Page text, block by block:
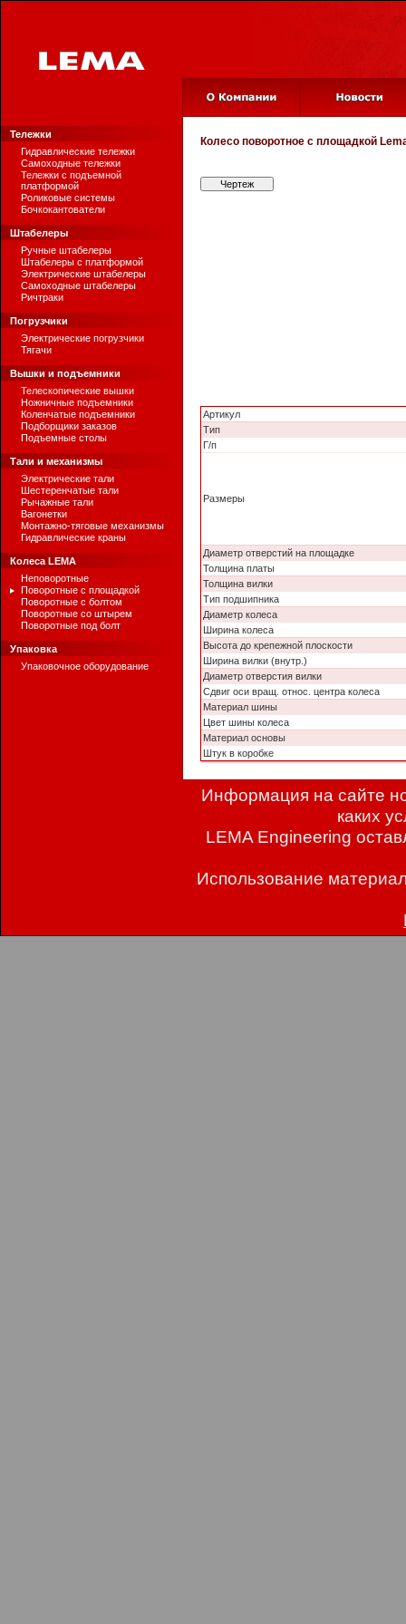
Тележки
Гидравлические тележки
Самоходные тележки
Тележки с подъемной
платформой
Роликовые системы
Бочкокантователи
Штабелеры
Ручные штабелеры
Штабелеры с платформой
Электрические штабелеры
Самоходные штабелеры
Ричтраки
Погрузчики
Электрические погрузчики
Тягачи
Вышки и подъемники
Телескопические вышки
Ножничные подъемники
Коленчатые подъемники
Подборщики заказов
Подъемные столы
Тали и механизмы
Электрические тали
Шестеренчатые тали
Рычажные тали
Вагонетки
Монтажно-тяговые механизмы
Гидравлические краны
Колеса LEMA
Неповоротные
Поворотные с площадкой
Поворотные с болтом
Поворотные со штырем
Поворотные под болт
Упаковка
Упаковочное оборудование
Колесо поворотное с площадкой
Чертеж
Артикул
Тип
Г/п
Размеры
Диаметр отверстий на площадке
Толщина платы
Толщина вилки
Тип подшипника
Диаметр колеса
Ширина колеса
Высота до крепежной плоскости
Ширина вилки (внутр.)
Диаметр отверстия вилки
Сдвиг оси вращ. относ. центра колеса
Материал шины
Цвет шины колеса
Материал основы
Штук в коробке
Информация на сайте
каких
LEMA Engineering
Использование